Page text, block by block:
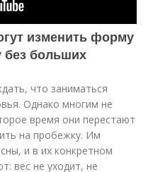
изменить форму
без больших
что заниматься
Однако многим не
время они перестают
на пробежку. Им
и в их конкретном
вес не уходит, не